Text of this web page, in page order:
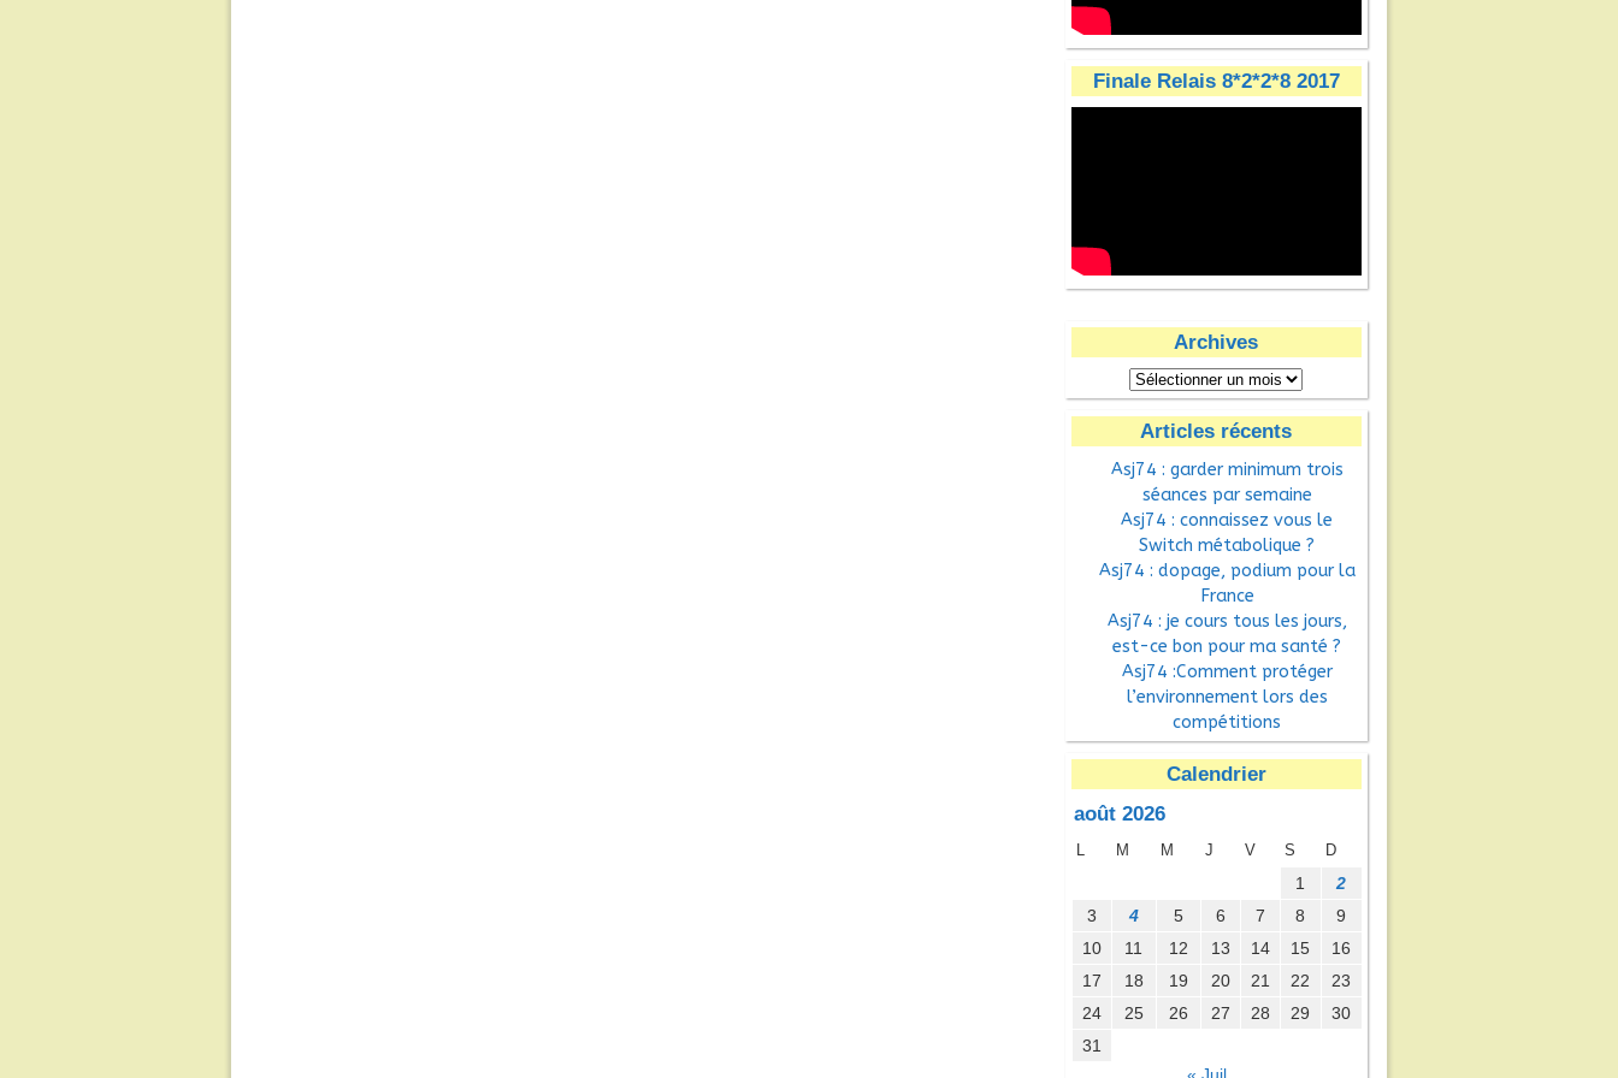
Finale Relais 8*2*2*8 2017
Archives
Articles récents
Asj74 : garder minimum trois
séances par semaine
Asj74 : connaissez vous le
Switch métabolique ?
Asj74 : dopage, podium pour la
France
Asj74 : je cours tous les jours,
est-ce bon pour ma santé ?
Asj74 :Comment protéger
l’environnement lors des
compétitions
Calendrier
août 2026
M M J V S D
1
2
3
4 5 6 7 8
9
10
11 12 13 14 15
16
17
18 19 20 21 22
23
24
25 26 27 28 29
30
31